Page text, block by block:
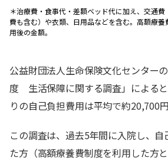
＊治療費・食事代・差額ベッド代に加え、交通
費も含む）や衣類、日用品などを含む。高額療
用後の金額。
公益財団法人生命保険文化センター
度 生活保障に関する調査」による
りの自己負担費用は平均で約20,700
この調査は、過去5年間に入院し、
た方（高額療養費制度を利用した方